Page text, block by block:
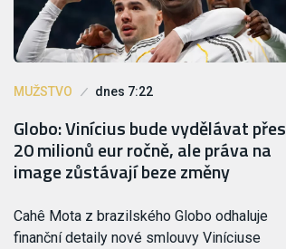
MUŽSTVO dnes 7:22
Globo: Vinícius bude vydělávat přes
20 milionů eur ročně, ale práva na
image zůstávají beze změny
Cahê Mota z brazilského Globo odhaluje
finanční detaily nové smlouvy Viníciuse